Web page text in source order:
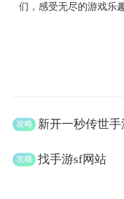
们，感受无尽的游戏乐
新开一秒传世
找手游sf网站